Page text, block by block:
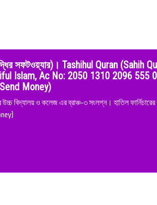
সফটওয়্যার)। Tashihul Quran
Islam, Ac No: 2050 1310 2096 555
Money)
বিদ্যালয় ও কলেজ এর ব্রাঞ্চ-৩ সংলগ্ন। হাতিল